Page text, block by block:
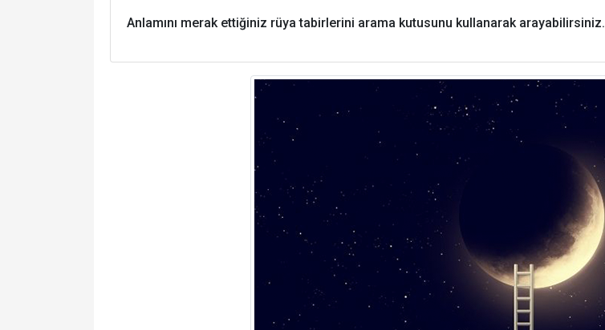
Anlamını merak ettiğiniz rüya tabirlerini arama kutusunu kullanarak arayabilirsiniz.